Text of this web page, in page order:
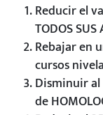
Reducir el
TODOS
Rebajar en
cursos
Disminuir
de